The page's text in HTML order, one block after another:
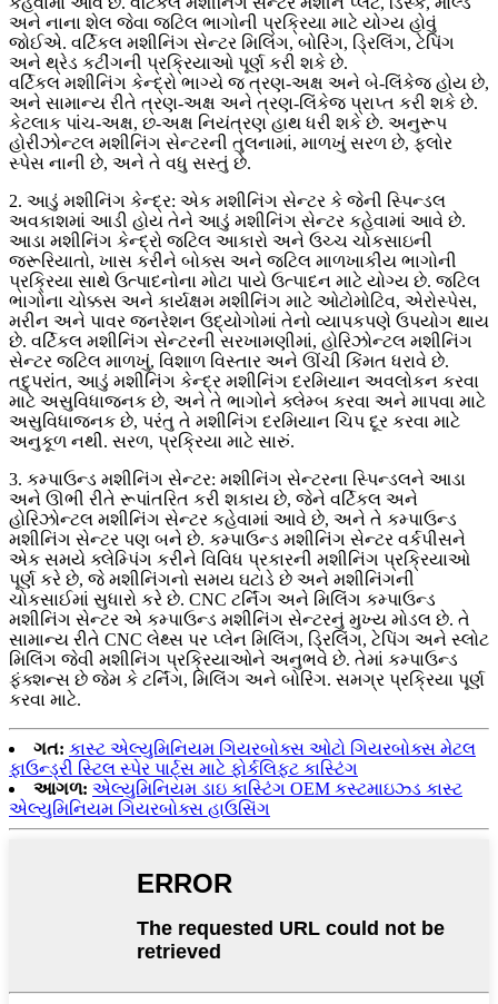
અને નાના શેલ જેવા જટિલ ભાગોની પ્રક્રિયા માટે યોગ્ય હોવું
જોઈએ. વર્ટિકલ મશીનિંગ સેન્ટર મિલિંગ, બોરિંગ, ડ્રિલિંગ, ટેપિંગ
અને થ્રેડ કટીંગની પ્રક્રિયાઓ પૂર્ણ કરી શકે છે.
વર્ટિકલ મશીનિંગ કેન્દ્રો ભાગ્યે જ ત્રણ-અક્ષ અને બે-લિંકેજ હોય ​​છે,
અને સામાન્ય રીતે ત્રણ-અક્ષ અને ત્રણ-લિંકેજ પ્રાપ્ત કરી શકે છે.
કેટલાક પાંચ-અક્ષ, છ-અક્ષ નિયંત્રણ હાથ ધરી શકે છે. અનુરૂપ
હોરીઝોન્ટલ મશીનિંગ સેન્ટરની તુલનામાં, માળખું સરળ છે, ફ્લોર
સ્પેસ નાની છે, અને તે વધુ સસ્તું છે.
2. આડું મશીનિંગ કેન્દ્ર: એક મશીનિંગ સેન્ટર કે જેની સ્પિન્ડલ
અવકાશમાં આડી હોય તેને આડું મશીનિંગ સેન્ટર કહેવામાં આવે છે.
આડા મશીનિંગ કેન્દ્રો જટિલ આકારો અને ઉચ્ચ ચોકસાઇની
જરૂરિયાતો, ખાસ કરીને બોક્સ અને જટિલ માળખાકીય ભાગોની
પ્રક્રિયા સાથે ઉત્પાદનોના મોટા પાયે ઉત્પાદન માટે યોગ્ય છે. જટિલ
ભાગોના ચોક્કસ અને કાર્યક્ષમ મશીનિંગ માટે ઓટોમોટિવ, એરોસ્પેસ,
મરીન અને પાવર જનરેશન ઉદ્યોગોમાં તેનો વ્યાપકપણે ઉપયોગ થાય
છે. વર્ટિકલ મશીનિંગ સેન્ટરની સરખામણીમાં, હોરિઝોન્ટલ મશીનિંગ
સેન્ટર જટિલ માળખું, વિશાળ વિસ્તાર અને ઊંચી કિંમત ધરાવે છે.
તદુપરાંત, આડું મશીનિંગ કેન્દ્ર મશીનિંગ દરમિયાન અવલોકન કરવા
માટે અસુવિધાજનક છે, અને તે ભાગોને ક્લેમ્બ કરવા અને માપવા માટે
અસુવિધાજનક છે, પરંતુ તે મશીનિંગ દરમિયાન ચિપ દૂર કરવા માટે
અનુકૂળ નથી. સરળ, પ્રક્રિયા માટે સારું.
3. કમ્પાઉન્ડ મશીનિંગ સેન્ટર: મશીનિંગ સેન્ટરના સ્પિન્ડલને આડા
અને ઊભી રીતે રૂપાંતરિત કરી શકાય છે, જેને વર્ટિકલ અને
હોરિઝોન્ટલ મશીનિંગ સેન્ટર કહેવામાં આવે છે, અને તે કમ્પાઉન્ડ
મશીનિંગ સેન્ટર પણ બને છે. કમ્પાઉન્ડ મશીનિંગ સેન્ટર વર્કપીસને
એક સમયે ક્લેમ્પિંગ કરીને વિવિધ પ્રકારની મશીનિંગ પ્રક્રિયાઓ
પૂર્ણ કરે છે, જે મશીનિંગનો સમય ઘટાડે છે અને મશીનિંગની
ચોકસાઈમાં સુધારો કરે છે. CNC ટર્નિંગ અને મિલિંગ કમ્પાઉન્ડ
મશીનિંગ સેન્ટર એ કમ્પાઉન્ડ મશીનિંગ સેન્ટરનું મુખ્ય મોડલ છે. તે
સામાન્ય રીતે CNC લેથ્સ પર પ્લેન મિલિંગ, ડ્રિલિંગ, ટેપિંગ અને સ્લોટ
મિલિંગ જેવી મશીનિંગ પ્રક્રિયાઓને અનુભવે છે. તેમાં કમ્પાઉન્ડ
ફંક્શન્સ છે જેમ કે ટર્નિંગ, મિલિંગ અને બોરિંગ. સમગ્ર પ્રક્રિયા પૂર્ણ
કરવા માટે.
ગત: કાસ્ટ એલ્યુમિનિયમ ગિયરબોક્સ ઓટો ગિયરબોક્સ મેટલ
ફાઉન્ડ્રી સ્ટિલ સ્પેર પાર્ટ્સ માટે ફોર્કલિફ્ટ કાસ્ટિંગ
આગળ: એલ્યુમિનિયમ ડાઇ કાસ્ટિંગ OEM કસ્ટમાઇઝ્ડ કાસ્ટ
એલ્યુમિનિયમ ગિયરબોક્સ હાઉસિંગ